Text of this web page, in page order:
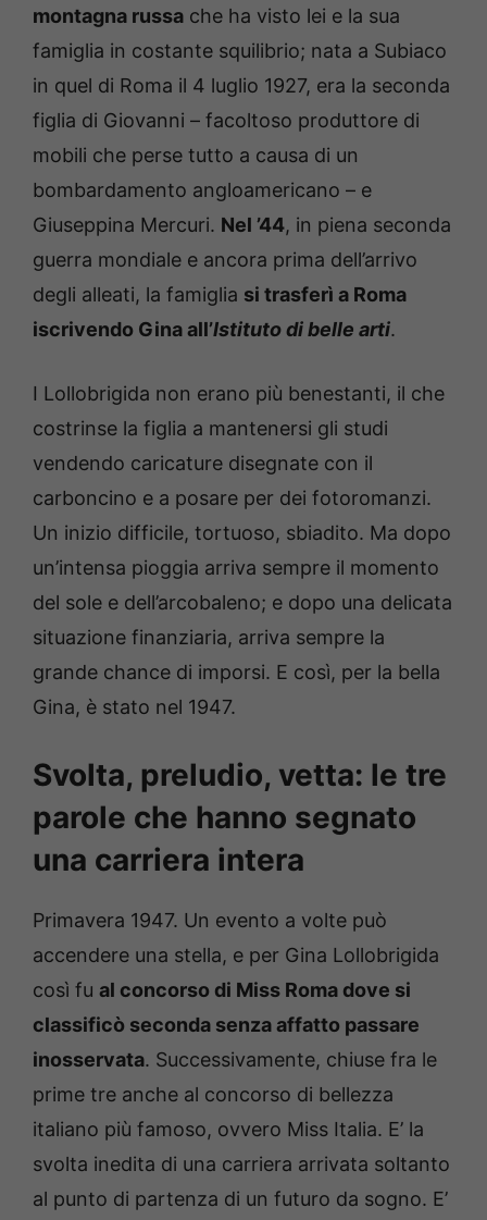
montagna russa che ha visto lei e la sua
famiglia in costante squilibrio; nata a Subiaco
in quel di Roma il 4 luglio 1927, era la seconda
figlia di Giovanni – facoltoso produttore di
mobili che perse tutto a causa di un
bombardamento angloamericano – e
Giuseppina Mercuri. Nel ’44, in piena seconda
guerra mondiale e ancora prima dell’arrivo
degli alleati, la famiglia si trasferì a Roma
iscrivendo Gina all’Istituto di belle arti.
I Lollobrigida non erano più benestanti, il che
costrinse la figlia a mantenersi gli studi
vendendo caricature disegnate con il
carboncino e a posare per dei fotoromanzi.
Un inizio difficile, tortuoso, sbiadito. Ma dopo
un’intensa pioggia arriva sempre il momento
del sole e dell’arcobaleno; e dopo una delicata
situazione finanziaria, arriva sempre la
grande chance di imporsi. E così, per la bella
Gina, è stato nel 1947.
Svolta, preludio, vetta: le tre
parole che hanno segnato
una carriera intera
Primavera 1947. Un evento a volte può
accendere una stella, e per Gina Lollobrigida
così fu al concorso di Miss Roma dove si
classificò seconda senza affatto passare
inosservata. Successivamente, chiuse fra le
prime tre anche al concorso di bellezza
italiano più famoso, ovvero Miss Italia. E’ la
svolta inedita di una carriera arrivata soltanto
al punto di partenza di un futuro da sogno. E’